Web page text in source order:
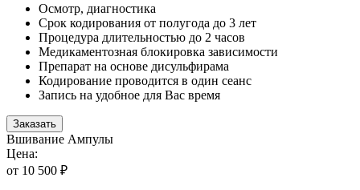
Осмотр, диагностика
Срок кодирования от полугода до 3 лет
Процедура длительностью до 2 часов
Медикаментозная блокировка зависимости
Препарат на основе дисульфирама
Кодирование проводится в один сеанс
Запись на удобное для Вас время
Заказать
Вшивание Ампулы
Цена:
от 10 500 ₽